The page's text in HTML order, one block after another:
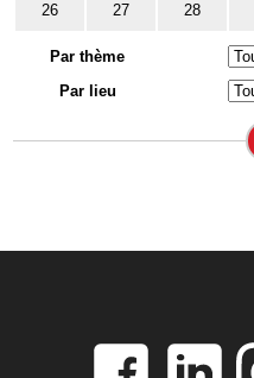
26 27 28
Par thème
Par lieu